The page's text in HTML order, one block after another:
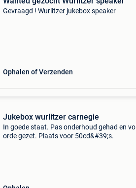
Gevraagd ! Wurlitzer jukebox speaker
Ophalen of Verzenden
Jukebox wurlitzer carnegie
In goede staat. Pas onderhoud gehad en
orde gezet. Plaats voor 50cd&#39;s.